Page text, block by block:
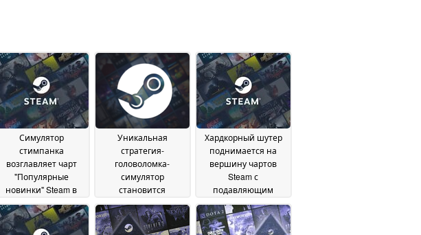
Симулятор
стимпанка
возглавляет чарт
"Популярные
новинки" Steam в
преддверии релиза
08 January 2025
Уникальная
стратегия-
головоломка-
симулятор
становится
бесплатной в Steam
05 January 2025
Хардкорный шутер
поднимается на
вершину чартов
Steam с
подавляющим
большинством
положительных
отзывов04 January 2025